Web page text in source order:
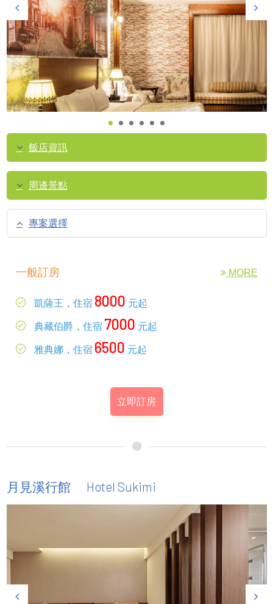
飯店資訊
周邊景點
專案選擇
一般訂房 MORE
凱薩王，住宿 8000 元起
典藏伯爵，住宿 7000 元起
雅典娜，住宿 6500 元起
立即訂房
月見溪行館 Hotel Sukimi